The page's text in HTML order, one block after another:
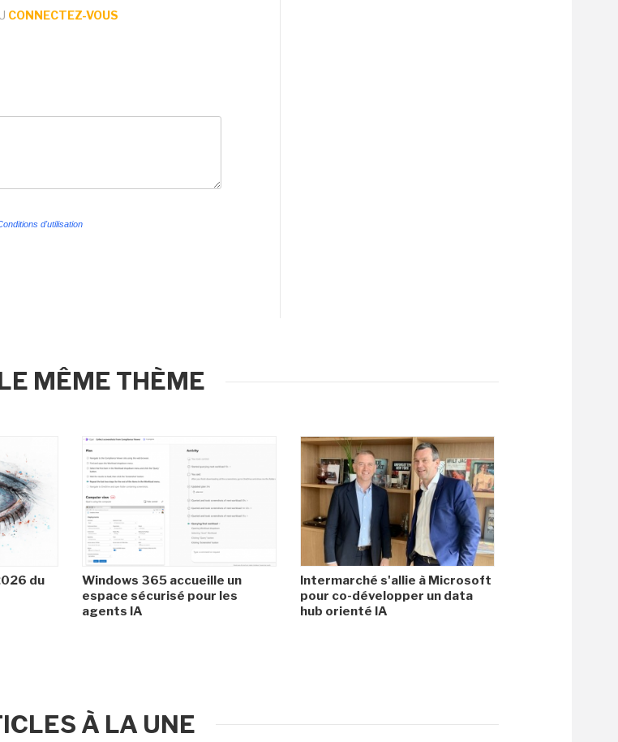
CONNECTEZ-VOUS
d'utilisation
MÊME THÈME
du
Windows 365 accueille un
espace sécurisé pour les
agents IA
Intermarché s'allie à Microsoft
pour co-développer un data
hub orienté IA
À LA UNE